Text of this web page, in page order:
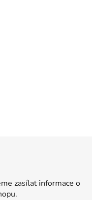
zasílat informace o